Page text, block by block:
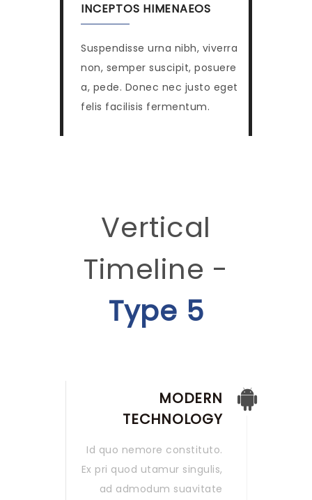
INCEPTOS HIMENAEOS
Suspendisse urna nibh, viverra
non, semper suscipit, posuere
a, pede. Donec nec justo eget
felis facilisis fermentum.
Vertical
Timeline -
Type 5
MODERN
TECHNOLOGY
Id quo nemore constituto.
Ex pri quod utamur singulis,
ad admodum suavitate